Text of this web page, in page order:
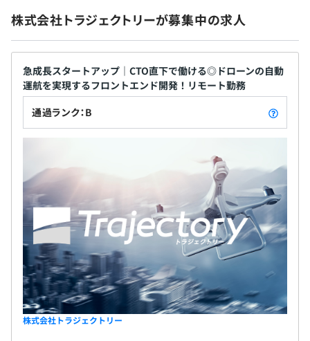
CTOが直属の上司となります。
向設計による大規模ソフトウェアシステムを初期開発から
立ち上げた経験を有しています。プロジェクトマネージャ
ー実績はもちろん、人事部長として人材開発を行なってき
た経験も持っているため、開発進捗管理、品質分析、開発
の組織づくりに至るまで、開発マネジメント経験が豊富な
ため、第二新卒若手メンバーも安心して業務に取り組める
は、業務委託や学生インターンから、正社員として参画し
たメンバーばかりです。
また技術面では、CTOは組み込みシステム（Raspberry
pi, Edison, PIC, H8 / Python, C++, C）から、サーバアプリ
（Go, Python, PHP）やiOSアプリ（Objective-C, Swift）
など広範囲のスキルを有しているため、様々な領域でのス
キルアップを目指している方も歓迎いたします。
株式会社トラジェクトリーが募集中の求人
急成長スタートアップ｜CTO直下で働ける◎ドローンの自動
運航を実現するフロントエンド開発！リモート勤務
通過ランク：B
株式会社トラジェクトリー